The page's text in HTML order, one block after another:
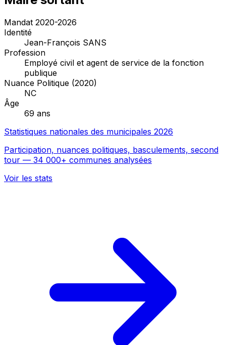
Mandat 2020-2026
Identité
Jean-François SANS
Profession
Employé civil et agent de service de la fonction
publique
Nuance Politique (2020)
NC
Âge
69 ans
Statistiques nationales des municipales 2026
Participation, nuances politiques, basculements, second
tour — 34 000+ communes analysées
Voir les stats